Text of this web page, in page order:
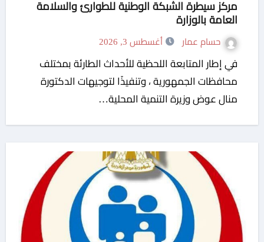
مركز سيطرة الشبكة الوطنية للطوارئ والسلامة
العامة بالوزارة
حسام عمار أغسطس 3, 2026
في إطار المتابعة اللحظية للأحداث الطارئة بمختلف
محافظات الجمهورية ، وتنفيذًا لتوجيهات الدكتورة
منال عوض وزيرة التنمية المحلية…